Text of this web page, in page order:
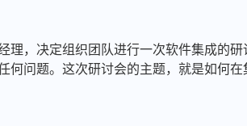
理，决定组织团队进行一次软件集成的
何问题。这次研讨会的主题，就是如何